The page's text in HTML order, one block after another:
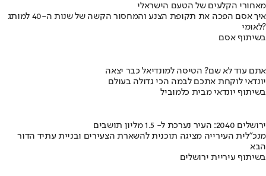
מאחורי הקלעים של הטעם הישראלי
איך אסם הפכה את תקופת הצנע והמחסור הקשה של שנות ה-40 למותג
לאומי?
בשיתוף אסם
אתם עוד לא שם? הטיסה למונדיאל כבר יצאה
יונדאי לוקחת אתכם לבמה הכי גדולה בעולם
בשיתוף יונדאי מבית כלמוביל
ירושלים 2040: העיר נערכת ל- 1.5 מליון תושבים
מנכ"לית העירייה מציגה תוכנית להשארת הצעירים ובניית עתיד הדור
הבא
בשיתוף עיריית ירושלים